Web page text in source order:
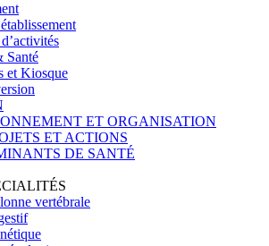
Santé
et Kiosque
ET ORGANISATION
ET ACTIONS
DE SANTÉ
vertébrale